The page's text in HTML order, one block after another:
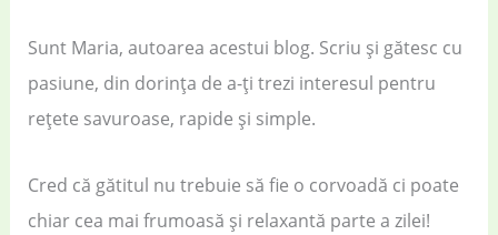
Sunt Maria, autoarea acestui blog. Scriu și gătesc cu
pasiune, din dorința de a-ți trezi interesul pentru
rețete savuroase, rapide și simple.
Cred că gătitul nu trebuie să fie o corvoadă ci poate
chiar cea mai frumoasă și relaxantă parte a zilei!